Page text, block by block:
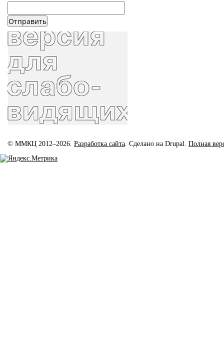
© ММКЦ 2012–2026. Разработка сайта. Сделано на Drupal. Полная